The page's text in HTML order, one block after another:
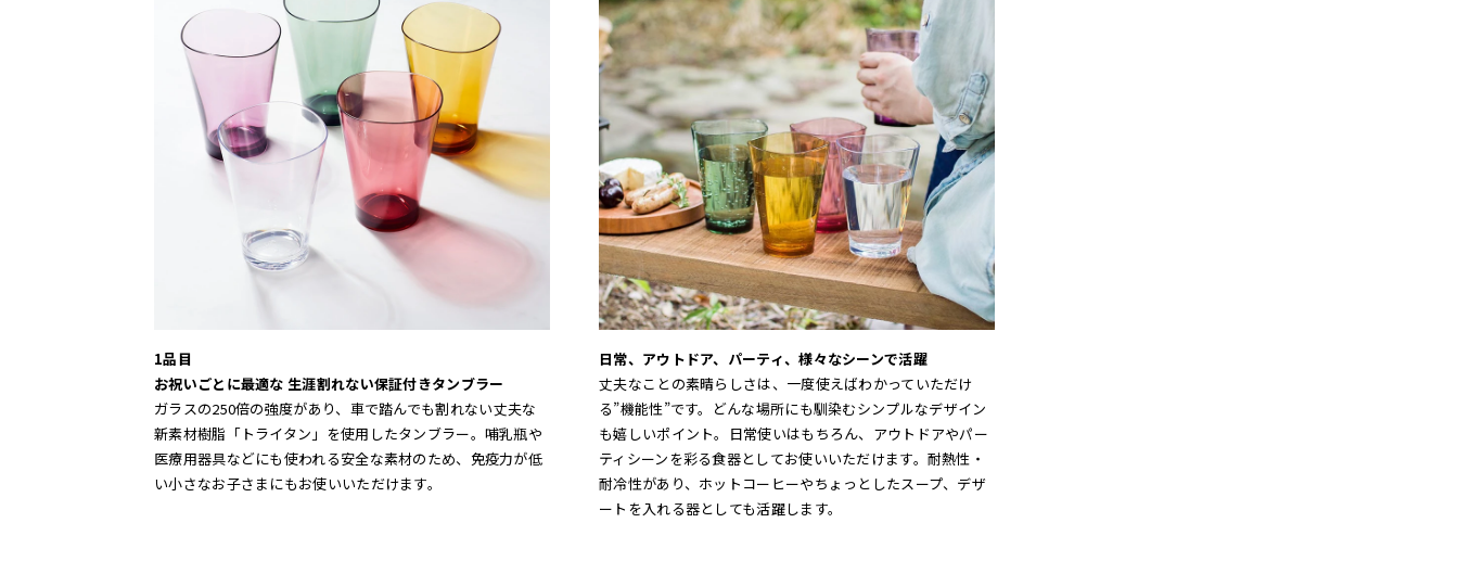
1品目
お祝いごとに最適な 生涯割れない保証付きタンブラー
ガラスの250倍の強度があり、車で踏んでも割れない丈夫な
新素材樹脂「トライタン」を使用したタンブラー。哺乳瓶や
医療用器具などにも使われる安全な素材のため、免疫力が低
い小さなお子さまにもお使いいただけます。
日常、アウトドア、パーティ、様々なシーンで活躍
丈夫なことの素晴らしさは、一度使えばわかっていただけ
る”機能性”です。どんな場所にも馴染むシンプルなデザイン
も嬉しいポイント。日常使いはもちろん、アウトドアやパー
ティシーンを彩る食器としてお使いいただけます。耐熱性・
耐冷性があり、ホットコーヒーやちょっとしたスープ、デザ
ートを入れる器としても活躍します。